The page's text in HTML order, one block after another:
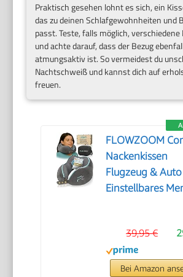
Praktisch gesehen lohnt es sich, ein
das zu deinen Schlafgewohnheiten und
passt. Teste, falls möglich,
und achte darauf, dass der Bezug
atmungsaktiv ist. So vermeidest du
Nachtschweiß und kannst dich auf
freuen.
FLOWZOOM
Nackenkissen
Flugzeug &
Einstellbares
Druckknöpfen
360° Stütze,
atmungsaktiver
39,95 €
Bei Amazon